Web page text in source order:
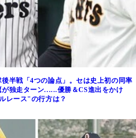
半戦「4つの論点」。セは史上初の同率
独走ターン......優勝＆CS進出をかけ
レース"の行方は？